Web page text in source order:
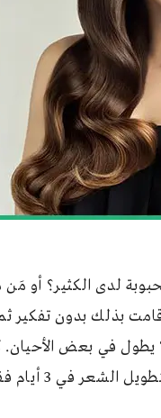
لدى الكثير؟ أو مَن
بذلك بدون تفكير
يطول في بعض الأحيان.
في 3 أيام فقط؟